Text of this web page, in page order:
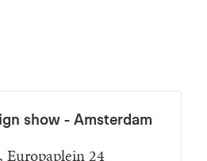
show - Amsterdam
24